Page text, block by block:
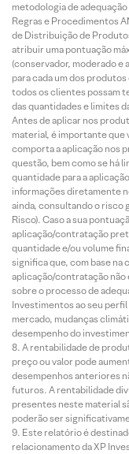
metodologia de
Regras e Procedimentos
de Distribuição de
atribuir uma pontuação
(conservador, moderado e
para cada um dos
todos os clientes possam
das quantidades e limites
Antes de aplicar nos
material, é importante que
comporta a aplicação nos
questão, bem como se há
quantidade para a
informações diretamente
ainda, consultando o risco
Risco). Caso a sua
aplicação/contratação
quantidade e/ou volume
significa que, com base na
aplicação/contratação não
sobre o processo de
Investimentos ao seu
mercado, mudanças
desempenho do
A rentabilidade de
preço ou valor pode
desempenhos anteriores
futuros. A rentabilidade
presentes neste material
poderão ser
Este relatório é
relacionamento da XP